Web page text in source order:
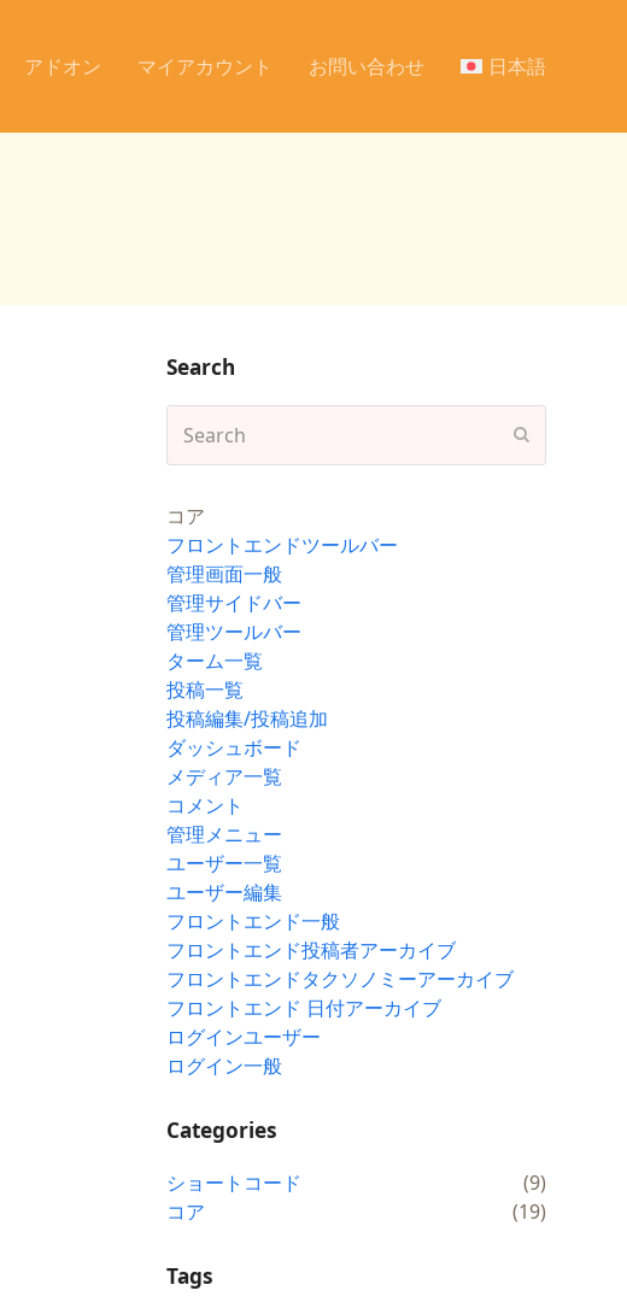
アドオン マイアカウント お問い合わせ 日本語
Search
コア
フロントエンドツールバー
管理画面一般
管理サイドバー
管理ツールバー
ターム一覧
投稿一覧
投稿編集/投稿追加
ダッシュボード
メディア一覧
コメント
管理メニュー
ユーザー一覧
ユーザー編集
フロントエンド一般
フロントエンド投稿者アーカイブ
フロントエンドタクソノミーアーカイブ
フロントエンド 日付アーカイブ
ログインユーザー
ログイン一般
Categories
ショートコード
(9)
コア
(19)
Tags